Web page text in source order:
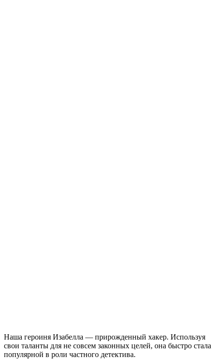
Наша героиня Изабелла — прирожденный хакер. Используя
свои таланты для не совсем законных целей, она быстро стала
популярной в роли частного детектива.